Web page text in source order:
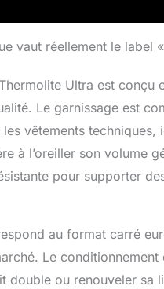
économise du
ans. Tous les
région Grand
reconnu par
vaut réellement le label
Ultra est
Le garnissage est
vêtements
à l’oreiller son volume
pour supporter
au format carré
Le
double ou renouveler sa